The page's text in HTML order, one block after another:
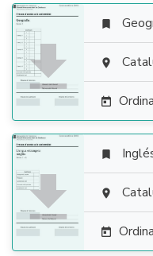







